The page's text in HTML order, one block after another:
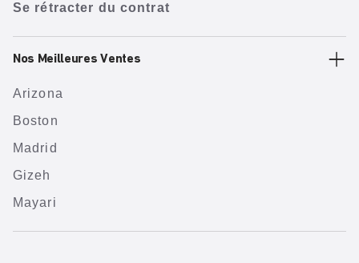
Se rétracter du contrat
Nos Meilleures Ventes
Arizona
Boston
Madrid
Gizeh
Mayari